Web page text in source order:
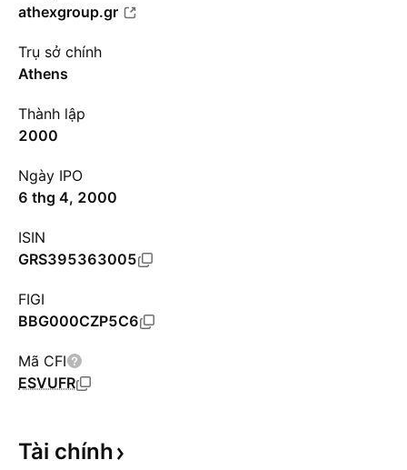
athexgroup.gr
Trụ sở chính
Athens
Thành lập
2000
Ngày IPO
6 thg 4, 2000
ISIN
GRS395363005
FIGI
BBG000CZP5C6
Mã CFI
ESVUFR
Tài chính